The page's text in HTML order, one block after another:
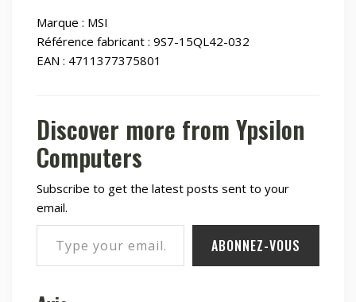
Marque : MSI
Référence fabricant : 9S7-15QL42-032
EAN : 4711377375801
Discover more from Ypsilon
Computers
Subscribe to get the latest posts sent to your
email.
Type your email…
ABONNEZ-VOUS